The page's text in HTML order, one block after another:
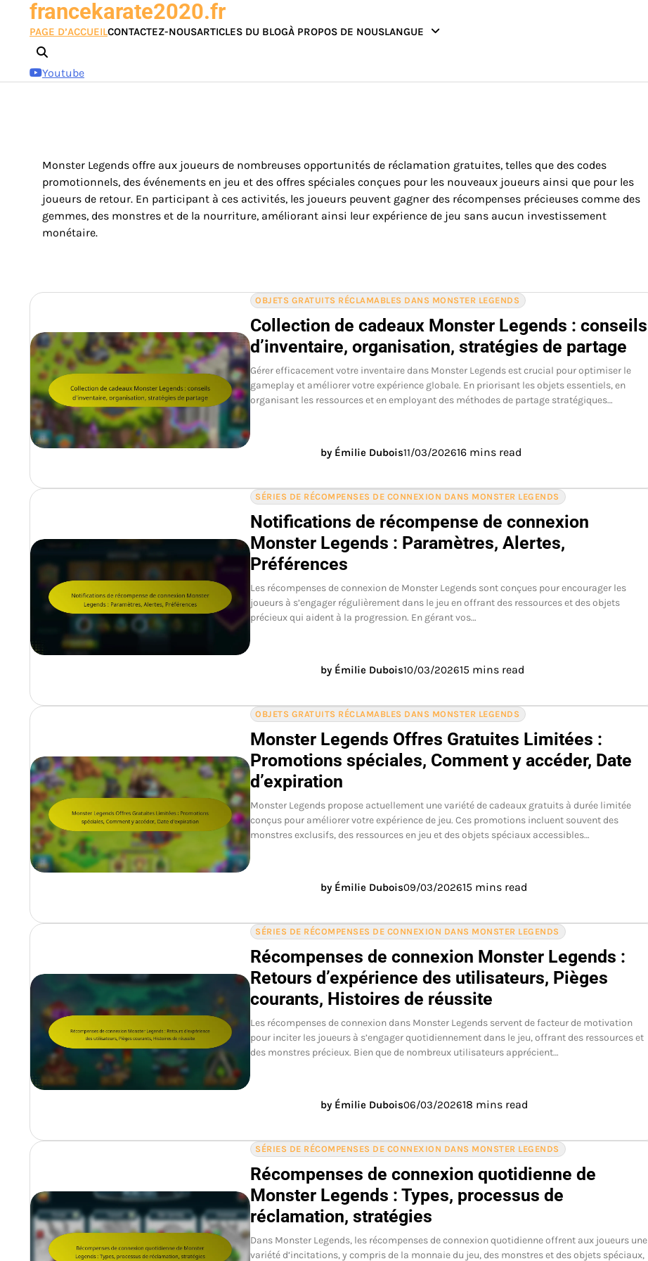
content
francekarate2020.fr
PAGE D’ACCUEILCONTACTEZ-NOUSARTICLES DU BLOGÀ PROPOS DE NOUSLANGUE
Youtube
Monster Legends offre aux joueurs de nombreuses opportunités de réclamation gratuites, telles que des codes
promotionnels, des événements en jeu et des offres spéciales conçues pour les nouveaux joueurs ainsi que pour les
joueurs de retour. En participant à ces activités, les joueurs peuvent gagner des récompenses précieuses comme des
gemmes, des monstres et de la nourriture, améliorant ainsi leur expérience de jeu sans aucun investissement
monétaire.
OBJETS GRATUITS RÉCLAMABLES DANS MONSTER LEGENDS
Collection de cadeaux Monster Legends : conseils
d’inventaire, organisation, stratégies de partage
Gérer efficacement votre inventaire dans Monster Legends est crucial pour optimiser le
gameplay et améliorer votre expérience globale. En priorisant les objets essentiels, en
organisant les ressources et en employant des méthodes de partage stratégiques…
by Émilie Dubois11/03/202616 mins read
SÉRIES DE RÉCOMPENSES DE CONNEXION DANS MONSTER LEGENDS
Notifications de récompense de connexion
Monster Legends : Paramètres, Alertes,
Préférences
Les récompenses de connexion de Monster Legends sont conçues pour encourager les
joueurs à s’engager régulièrement dans le jeu en offrant des ressources et des objets
précieux qui aident à la progression. En gérant vos…
by Émilie Dubois10/03/202615 mins read
OBJETS GRATUITS RÉCLAMABLES DANS MONSTER LEGENDS
Monster Legends Offres Gratuites Limitées :
Promotions spéciales, Comment y accéder, Date
d’expiration
Monster Legends propose actuellement une variété de cadeaux gratuits à durée limitée
conçus pour améliorer votre expérience de jeu. Ces promotions incluent souvent des
monstres exclusifs, des ressources en jeu et des objets spéciaux accessibles…
by Émilie Dubois09/03/202615 mins read
SÉRIES DE RÉCOMPENSES DE CONNEXION DANS MONSTER LEGENDS
Récompenses de connexion Monster Legends :
Retours d’expérience des utilisateurs, Pièges
courants, Histoires de réussite
Les récompenses de connexion dans Monster Legends servent de facteur de motivation
pour inciter les joueurs à s’engager quotidiennement dans le jeu, offrant des ressources et
des monstres précieux. Bien que de nombreux utilisateurs apprécient…
by Émilie Dubois06/03/202618 mins read
SÉRIES DE RÉCOMPENSES DE CONNEXION DANS MONSTER LEGENDS
Récompenses de connexion quotidienne de
Monster Legends : Types, processus de
réclamation, stratégies
Dans Monster Legends, les récompenses de connexion quotidienne offrent aux joueurs une
variété d’incitations, y compris de la monnaie du jeu, des monstres et des objets spéciaux,